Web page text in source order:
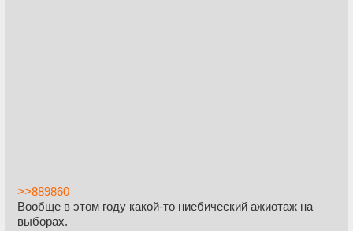
>>889860
Вообще в этом году какой-то ниебический ажиотаж на
выборах.